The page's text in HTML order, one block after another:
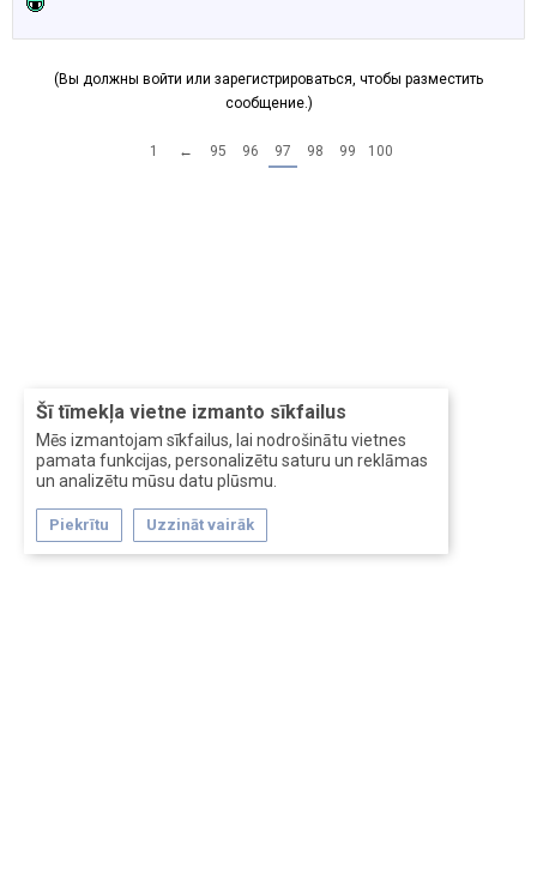
Šī tīmekļa vietne izmanto sīkfailus
Mēs izmantojam sīkfailus, lai nodrošinātu vietnes
pamata funkcijas, personalizētu saturu un reklāmas
un analizētu mūsu datu plūsmu.
Piekrītu Uzzināt vairāk
(Вы должны войти или зарегистрироваться, чтобы разместить
сообщение.)
1 ← 95 96 97 98 99 100